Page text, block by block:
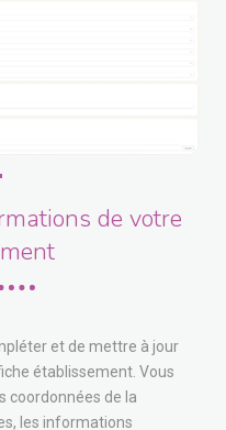
de votre
et de mettre à jour
établissement. Vous
coordonnées de la
les informations